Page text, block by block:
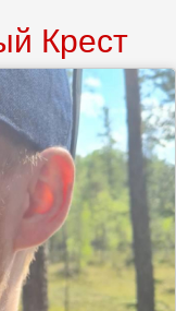
Крест